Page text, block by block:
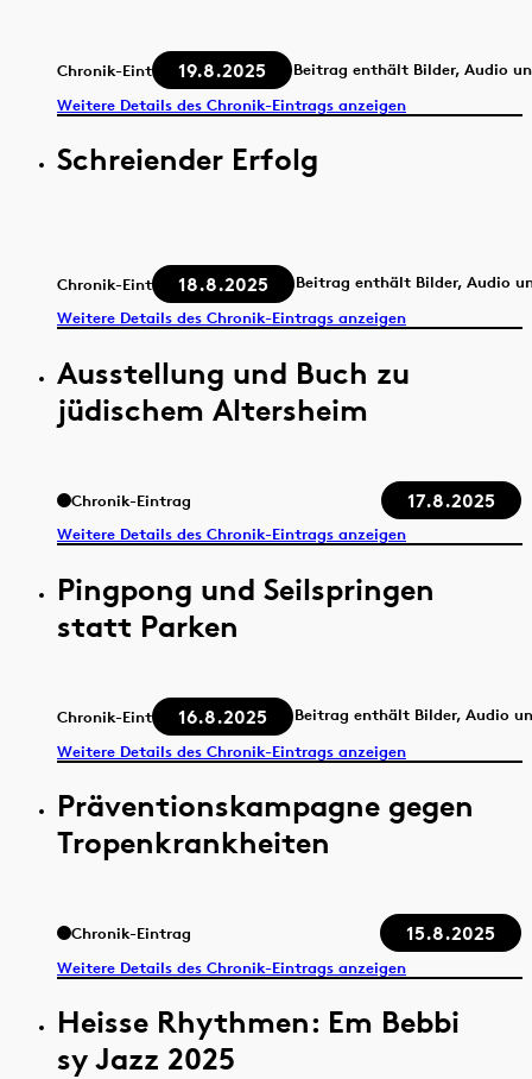
Chronik-Eintrag 19.8.2025
Beitrag enthält Bilder, Audio
Weitere Details des Chronik-Eintrags anzeigen
Schreiender Erfolg
Chronik-Eintrag 18.8.2025
Beitrag enthält Bilder, Audio
Weitere Details des Chronik-Eintrags anzeigen
Ausstellung und Buch zu
jüdischem Altersheim
Chronik-Eintrag 17.8.2025
Weitere Details des Chronik-Eintrags anzeigen
Pingpong und Seilspringen
statt Parken
Chronik-Eintrag 16.8.2025
Beitrag enthält Bilder, Audio
Weitere Details des Chronik-Eintrags anzeigen
Präventionskampagne gegen
Tropenkrankheiten
Chronik-Eintrag 15.8.2025
Weitere Details des Chronik-Eintrags anzeigen
Heisse Rhythmen: Em Bebbi
sy Jazz 2025